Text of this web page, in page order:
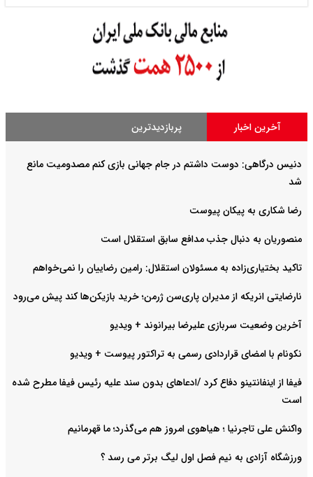
آخرین اخبار پربازدیدترین
دنیس درگاهی: دوست داشتم در جام جهانی بازی کنم مصدومیت مانع
شد
رضا شکاری به پیکان پیوست
منصوریان به دنبال جذب مدافع سابق استقلال است
تاکید بختیاری‌زاده به مسئولان استقلال: رامین رضاییان را نمی‌خواهم
نارضایتی انریکه از مدیران پاری‌سن ژرمن؛ خرید بازیکن‌ها کند پیش می‌رود
آخرین وضعیت سربازی علیرضا بیرانوند + ویدیو
نکونام با امضای قراردادی رسمی به تراکتور پیوست + ویدیو
فیفا از اینفانتینو دفاع کرد /ادعاهای بدون سند علیه رئیس فیفا مطرح شده
است
واکنش علی تاجرنیا ؛ هیاهوی امروز هم می‌گذرد؛ ما قهرمانیم
ورزشگاه آزادی به نیم فصل اول لیگ برتر می رسد ؟